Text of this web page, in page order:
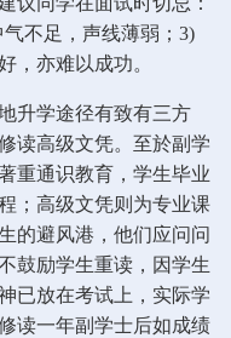
不足，声线薄弱；3)
，亦难以成功。
升学途径有致有三方
读高级文凭。至於副学
重通识教育，学生毕业
；高级文凭则为专业课
的避风港，他们应问问
鼓励学生重读，因学生
已放在考试上，实际学
读一年副学士后如成绩